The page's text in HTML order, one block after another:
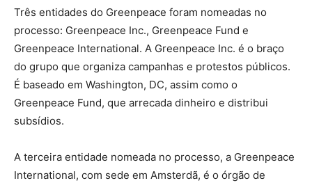
Três entidades do Greenpeace foram nomeadas no
processo: Greenpeace Inc., Greenpeace Fund e
Greenpeace International. A Greenpeace Inc. é o braço
do grupo que organiza campanhas e protestos públicos.
É baseado em Washington, DC, assim como o
Greenpeace Fund, que arrecada dinheiro e distribui
subsídios.
A terceira entidade nomeada no processo, a Greenpeace
International, com sede em Amsterdã, é o órgão de